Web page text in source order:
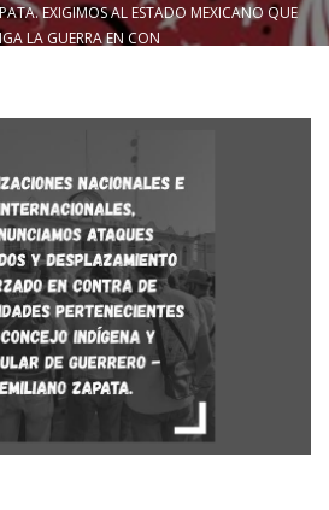
EXIGIMOS AL ESTADO MEXICANO QUE
LA GUERRA EN CON